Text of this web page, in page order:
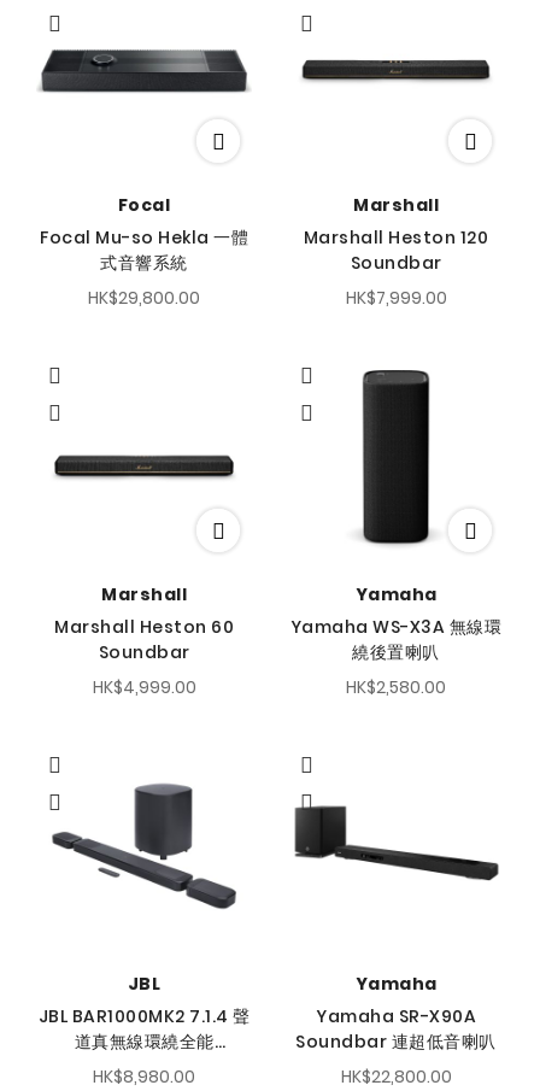
Focal
Focal Mu-so Hekla 一體
式音響系統
HK$29,800.00
Marshall
Marshall Heston 120
Soundbar
HK$7,999.00
Marshall
Marshall Heston 60
Soundbar
HK$4,999.00
Yamaha
Yamaha WS-X3A 無線環
繞後置喇叭
HK$2,580.00
JBL
JBL BAR1000MK2 7.1.4 聲
道真無線環繞全能
Soundbar 系統
HK$8,980.00
Yamaha
Yamaha SR-X90A
Soundbar 連超低音喇叭
HK$22,800.00